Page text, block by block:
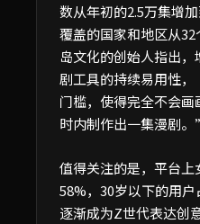
数从年初的2.5万集增
覆盖的国家和地区从
岛文化的创始人指出
剧工具的持续易用性
门槛，使得完全不会
时内制作出一集漫剧。”
值得关注的是，平台
58%，30岁以下的用
逐渐成为Z世代表达创